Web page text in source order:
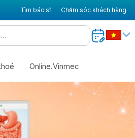
Tìm bác sĩ Chăm sóc khách hàng
Online.Vinmec